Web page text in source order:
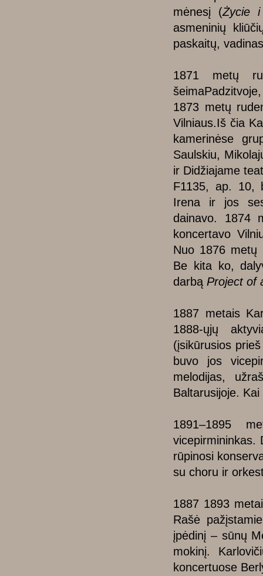
mėnesį (Życie
asmeninių
paskaitų,
1871 metų
1873 metų
Vilniaus.Iš čia
kamerinėse
Saulskiu,
ir Didžiajame
F1135, ap. 10,
Irena ir jos
dainavo. 1874
koncertavo
Nuo 1876 metų
Be kita ko,
darbą Project of
1887 metais
1888-ųjų
(įsikūrusios
buvo jos
melodijas,
Baltarusijoje.
1891–1895
vicepirmininkas.
rūpinosi
su choru ir
1887 1893
Rašė
įpėdinį – sūnų
mokinį.
koncertuose